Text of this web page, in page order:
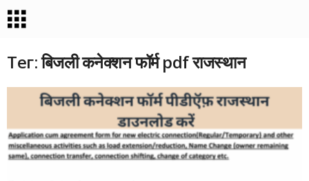
Тег: बिजली कनेक्शन फॉर्म pdf राजस्थान